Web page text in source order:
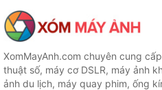
XomMayAnh.com chuyên cung
thuật số, máy cơ DSLR, máy ảnh
ảnh du lịch, máy quay phim, ống